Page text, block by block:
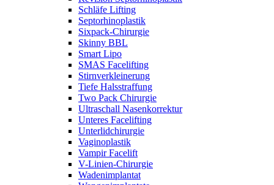
Schläfe Lifting
Septorhinoplastik
Sixpack-Chirurgie
Skinny BBL
Smart Lipo
SMAS Facelifting
Stirnverkleinerung
Tiefe Halsstraffung
Two Pack Chirurgie
Ultraschall Nasenkorrektur
Unteres Facelifting
Unterlidchirurgie
Vaginoplastik
Vampir Facelift
V-Linien-Chirurgie
Wadenimplantat